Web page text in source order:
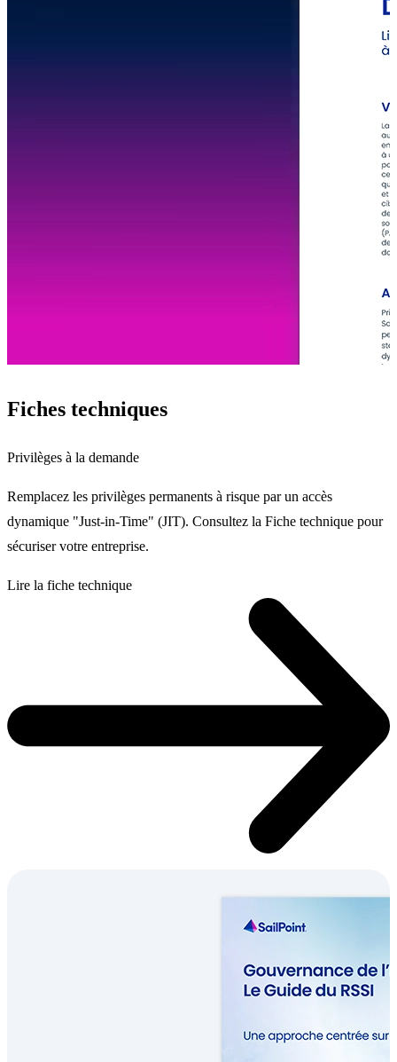
Fiches techniques
Privilèges à la demande
Remplacez les privilèges permanents à risque par un accès
dynamique "Just-in-Time" (JIT). Consultez la Fiche technique pour
sécuriser votre entreprise.
Lire la fiche technique